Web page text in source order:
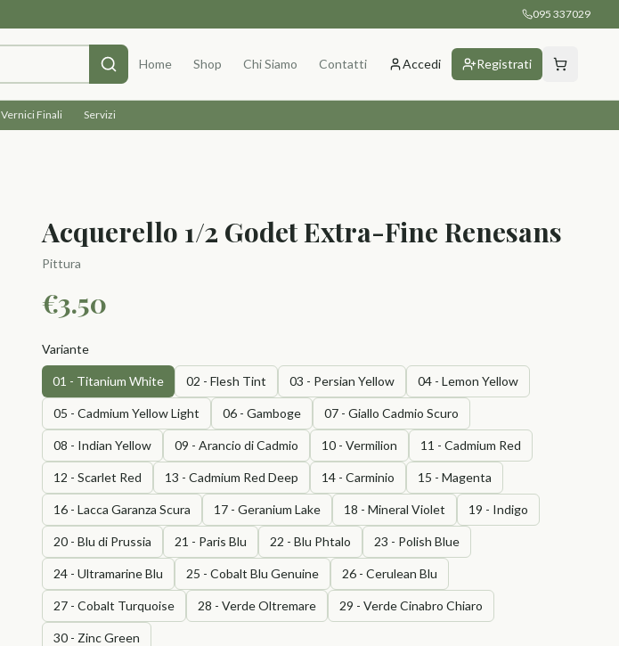
095 337029
Home Shop Chi Siamo Contatti Accedi Registrati
Vernici Finali Servizi
Acquerello 1/2 Godet Extra-Fine Renesans
Pittura
€3.50
Variante
01 - Titanium White 02 - Flesh Tint 03 - Persian Yellow 04 - Lemon Yellow
05 - Cadmium Yellow Light 06 - Gamboge 07 - Giallo Cadmio Scuro
08 - Indian Yellow 09 - Arancio di Cadmio 10 - Vermilion 11 - Cadmium Red
12 - Scarlet Red 13 - Cadmium Red Deep 14 - Carminio 15 - Magenta
16 - Lacca Garanza Scura 17 - Geranium Lake 18 - Mineral Violet 19 - Indigo
20 - Blu di Prussia 21 - Paris Blu 22 - Blu Phtalo 23 - Polish Blue
24 - Ultramarine Blu 25 - Cobalt Blu Genuine 26 - Cerulean Blu
27 - Cobalt Turquoise 28 - Verde Oltremare 29 - Verde Cinabro Chiaro
30 - Zinc Green